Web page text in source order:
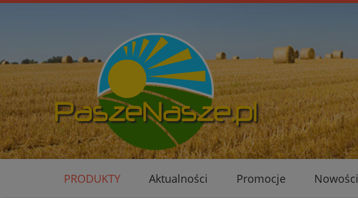
PRODUKTY Aktualności Promocje Nowości